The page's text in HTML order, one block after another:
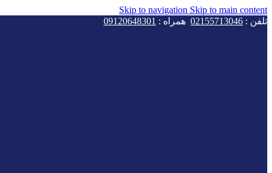
Skip to navigation Skip to main content
تلفن : 02155713046 همراه : 09120648301